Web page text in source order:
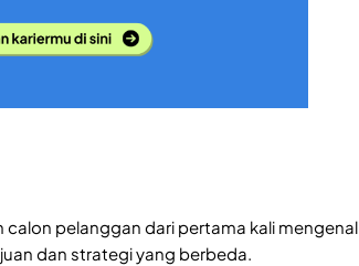
pelanggan dari pertama kali mengenal
dan strategi yang berbeda.